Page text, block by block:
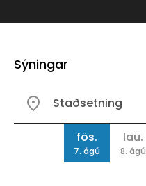
Sýningar
Dagsetning
fös.
7. ágú
lau.
8. ágú
Staðsetning